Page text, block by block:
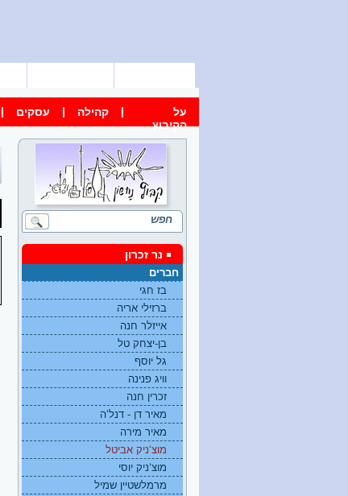
על
הקיבוץ
| קהילה | עסקים |
נר זכרון
חברים
בז חגי
ברזילי אריה
אייזלר חנה
בן-יצחק טל
גל יוסף
וויג פנינה
זכרין חנה
מאיר דן - דנל‘ה
מאיר מירה
מוצ‘ניק אביטל
מוצ‘ניק יוסי
מרמלשטיין שמיל